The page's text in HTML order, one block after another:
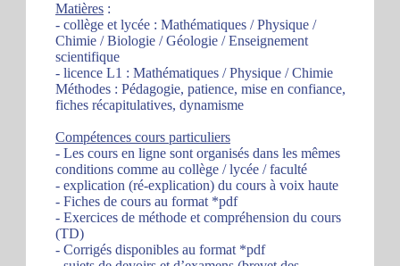
Matières :
- collège et lycée : Mathématiques / Physique /
Chimie / Biologie / Géologie / Enseignement
scientifique
- licence L1 : Mathématiques / Physique / Chimie
Méthodes : Pédagogie, patience, mise en confiance,
fiches récapitulatives, dynamisme
Compétences cours particuliers
- Les cours en ligne sont organisés dans les mêmes
conditions comme au collège / lycée / faculté
- explication (ré-explication) du cours à voix haute
- Fiches de cours au format *pdf
- Exercices de méthode et compréhension du cours
(TD)
- Corrigés disponibles au format *pdf